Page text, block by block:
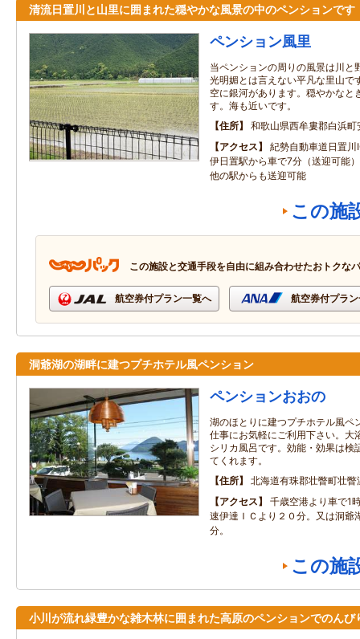
清流日置川と山里に囲まれた穏やかな風景の中のペンションです
ペンション風里
当ペンションの周りの風景は川と
光明媚とは言えない平凡な里山で
空に銀河があります。穏やかなと
す。海も近いです。
住所
和歌山県西牟婁郡白浜町
アクセス
紀勢自動車道日置
伊日置駅から車で7分（送迎可能
他の駅からも送迎可能
この施
この施設と交通手段を自由に組み合わせたおトクな
航空券付プラン一覧へ 航空券付プラ
洞爺湖の湖畔に建つプチホテル風ペンション
ペンションおおの
湖のほとりに建つプチホテル風ペ
仕事にお気軽にご利用下さい。大
シリカ風呂です。効能・効果は検
てくれます。
住所
北海道有珠郡壮瞥町壮瞥
アクセス
千歳空港より車で1
速伊達ＩＣより２０分。又は洞爺
分。
この施
小川が流れ緑豊かな雑木林に囲まれた高原のペンションでのんび